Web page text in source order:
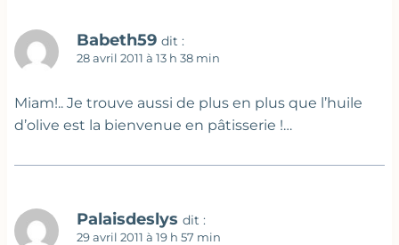
Babeth59 dit :
28 avril 2011 à 13 h 38 min
Miam!.. Je trouve aussi de plus en plus que l’huile
d’olive est la bienvenue en pâtisserie !…
Palaisdeslys dit :
29 avril 2011 à 19 h 57 min